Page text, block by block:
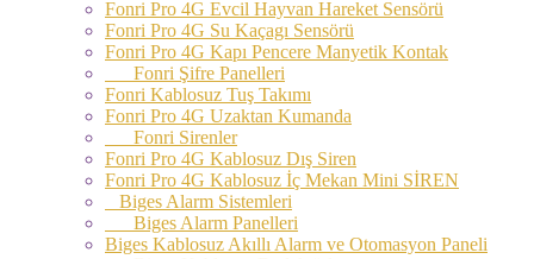
Fonri Pro 4G Evcil Hayvan Hareket Sensörü
Fonri Pro 4G Su Kaçagı Sensörü
Fonri Pro 4G Kapı Pencere Manyetik Kontak
Fonri Şifre Panelleri
Fonri Kablosuz Tuş Takımı
Fonri Pro 4G Uzaktan Kumanda
Fonri Sirenler
Fonri Pro 4G Kablosuz Dış Siren
Fonri Pro 4G Kablosuz İç Mekan Mini SİREN
Biges Alarm Sistemleri
Biges Alarm Panelleri
Biges Kablosuz Akıllı Alarm ve Otomasyon Paneli